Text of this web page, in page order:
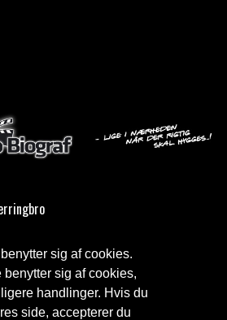
sig af cookies.
sig af cookies,
handlinger. Hvis du
side, accepterer du